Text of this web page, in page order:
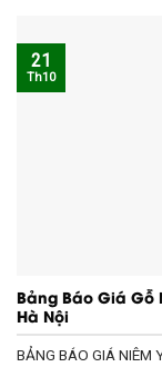
Bảng Báo Giá Gỗ
Hà Nội
BẢNG BÁO GIÁ NIÊM
21
Th10